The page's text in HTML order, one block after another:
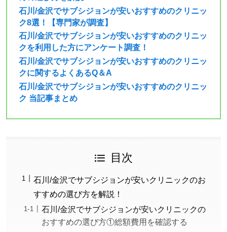
石川/金沢でサブシジョンが安いおすすめのクリニッ
ク8選！【専門家が調査】
石川/金沢でサブシジョンが安いおすすめのクリニッ
クを利用した方にアンケート調査！
石川/金沢でサブシジョンが安いおすすめのクリニッ
クに関するよくあるQ＆A
石川/金沢でサブシジョンが安いおすすめのクリニッ
ク 当記事まとめ
目次
石川/金沢でサブシジョンが安いクリニックのお
すすめの選び方を解説！
石川/金沢でサブシジョンが安いクリニックの
おすすめの選び方①総額費用を確認する